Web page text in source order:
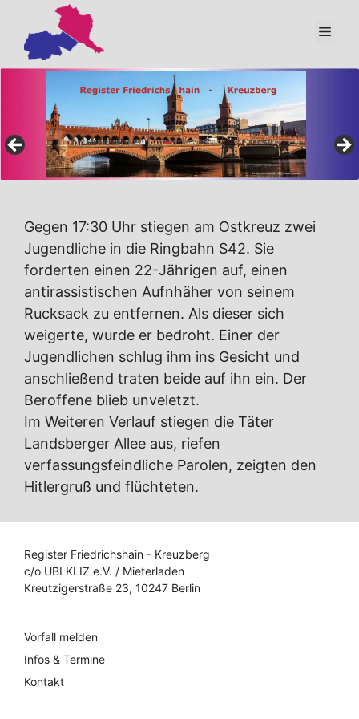
Inhalt
springen
Gegen 17:30 Uhr stiegen am Ostkreuz zwei
Jugendliche in die Ringbahn S42. Sie
forderten einen 22-Jährigen auf, einen
antirassistischen Aufnhäher von seinem
Rucksack zu entfernen. Als dieser sich
weigerte, wurde er bedroht. Einer der
Jugendlichen schlug ihm ins Gesicht und
anschließend traten beide auf ihn ein. Der
Beroffene blieb unveletzt.
Im Weiteren Verlauf stiegen die Täter
Landsberger Allee aus, riefen
verfassungsfeindliche Parolen, zeigten den
Hitlergruß und flüchteten.
Register Friedrichshain - Kreuzberg
c/o UBI KLIZ e.V. / Mieterladen
Kreutzigerstraße 23, 10247 Berlin
Vorfall melden
Infos & Termine
Kontakt